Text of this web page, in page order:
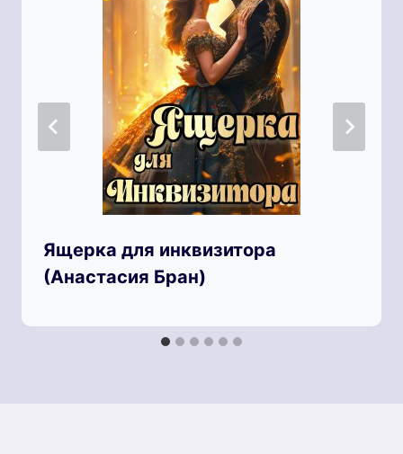
Ящерка для инквизитора
(Анастaсия Бран)